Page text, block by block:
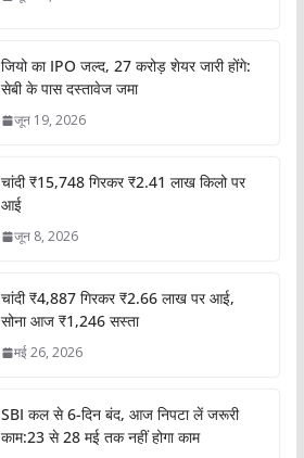
जियो का IPO जल्द, 27 करोड़ शेयर जारी होंगे:
सेबी के पास दस्तावेज जमा
जून 19, 2026
चांदी ₹15,748 गिरकर ₹2.41 लाख किलो पर
आई
जून 8, 2026
चांदी ₹4,887 गिरकर ₹2.66 लाख पर आई,
सोना आज ₹1,246 सस्ता
मई 26, 2026
SBI कल से 6-दिन बंद, आज निपटा लें जरूरी
काम:23 से 28 मई तक नहीं होगा काम